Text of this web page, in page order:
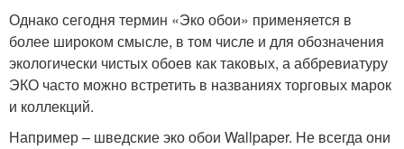
Однако сегодня термин «Эко обои» применяется в
более широком смысле, в том числе и для обозначения
экологически чистых обоев как таковых, а аббревиатуру
ЭКО часто можно встретить в названиях торговых марок
и коллекций.
Например – шведские эко обои Wallpaper. Не всегда они